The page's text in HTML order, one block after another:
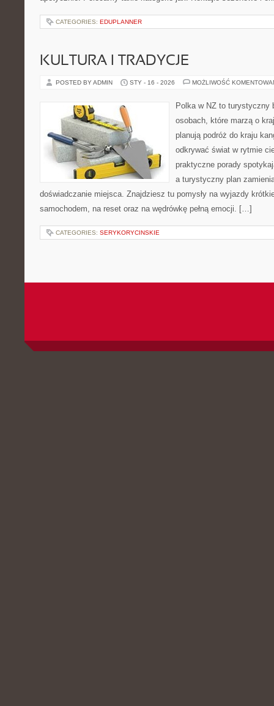
CATEGORIES: EDUPLANNER
KULTURA I TRADYCJE
POSTED BY ADMIN STY - 16 - 2026 MOŻLIWOŚĆ
Polka w NZ to turystyczny
osobach, które marzą o
planują podróż do kraju
odkrywać świat w rytmie
praktyczne porady
a turystyczny plan
doświadczanie miejsca. Znajdziesz tu pomysły na wyjazdy
samochodem, na reset oraz na wędrówkę pełną emocji. […]
CATEGORIES: SERYKORYCINSKIE